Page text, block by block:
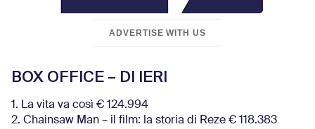
ADVERTISE WITH US
BOX OFFICE – DI IERI
1. La vita va così € 124.994
2. Chainsaw Man – il film: la storia di Reze € 118.383